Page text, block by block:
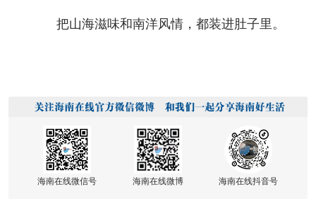
把山海滋味和南洋风情，都装进肚子里。
海南在线微信号 海南在线微博 海南在线抖音号